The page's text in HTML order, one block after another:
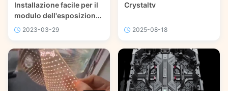
Installazione facile per il
modulo dell'esposizione
principale 320x320mm
2023-03-29
Crystaltv
2025-08-18